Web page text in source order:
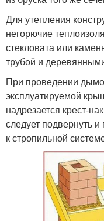
Для утепления
негорючие
стекловата или
трубой и
При проведении
эксплуатируемой
надрезается крест-
следует подвернуть
к стропильной